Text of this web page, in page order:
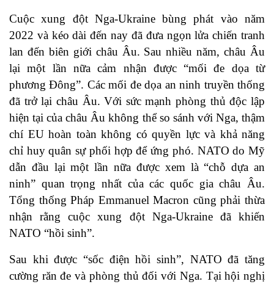
Cuộc xung đột Nga-Ukraine bùng phát vào năm
2022 và kéo dài đến nay đã đưa ngọn lửa chiến tranh
lan đến biên giới châu Âu. Sau nhiều năm, châu Âu
lại một lần nữa cảm nhận được “mối đe dọa từ
phương Đông”. Các mối đe dọa an ninh truyền thống
đã trở lại châu Âu. Với sức mạnh phòng thủ độc lập
hiện tại của châu Âu không thể so sánh với Nga, thậm
chí EU hoàn toàn không có quyền lực và khả năng
chỉ huy quân sự phối hợp để ứng phó. NATO do Mỹ
dẫn đầu lại một lần nữa được xem là “chỗ dựa an
ninh” quan trọng nhất của các quốc gia châu Âu.
Tổng thống Pháp Emmanuel Macron cũng phải thừa
nhận rằng cuộc xung đột Nga-Ukraine đã khiến
NATO “hồi sinh”.
Sau khi được “sốc điện hồi sinh”, NATO đã tăng
cường răn đe và phòng thủ đối với Nga. Tại hội nghị